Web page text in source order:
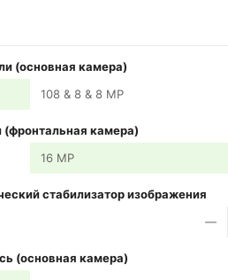
(основная камера)
108 & 8 & 8 MP
(фронтальная камера)
16 MP
стабилизатор изображения
—
(основная камера)